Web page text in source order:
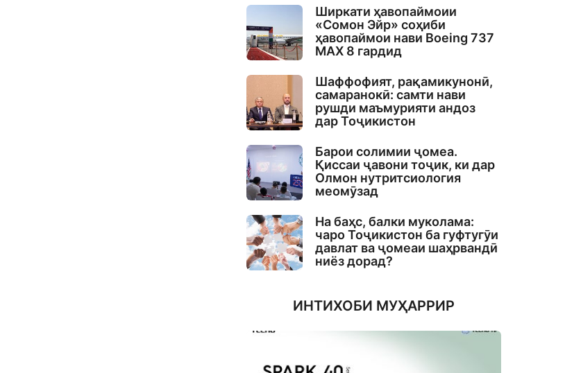
Ширкати ҳавопаймоии
«Сомон Эйр» соҳиби
ҳавопаймои нави Boeing 737
MAX 8 гардид
Шаффофият, рақамикунонӣ,
самаранокӣ: самти нави
рушди маъмурияти андоз
дар Тоҷикистон
Барои солимии ҷомеа.
Қиссаи ҷавони тоҷик, ки дар
Олмон нутритсиология
меомӯзад
На баҳс, балки муколама:
чаро Тоҷикистон ба гуфтугӯи
давлат ва ҷомеаи шаҳрвандӣ
ниёз дорад?
ИНТИХОБИ МУҲАРРИР